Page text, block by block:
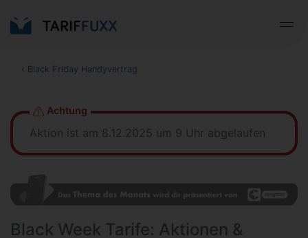
‹ Black Friday Handyvertrag
Achtung
Aktion ist am 8.12.2025 um 9 Uhr abgelaufen
Black Week Tarife: Aktionen &